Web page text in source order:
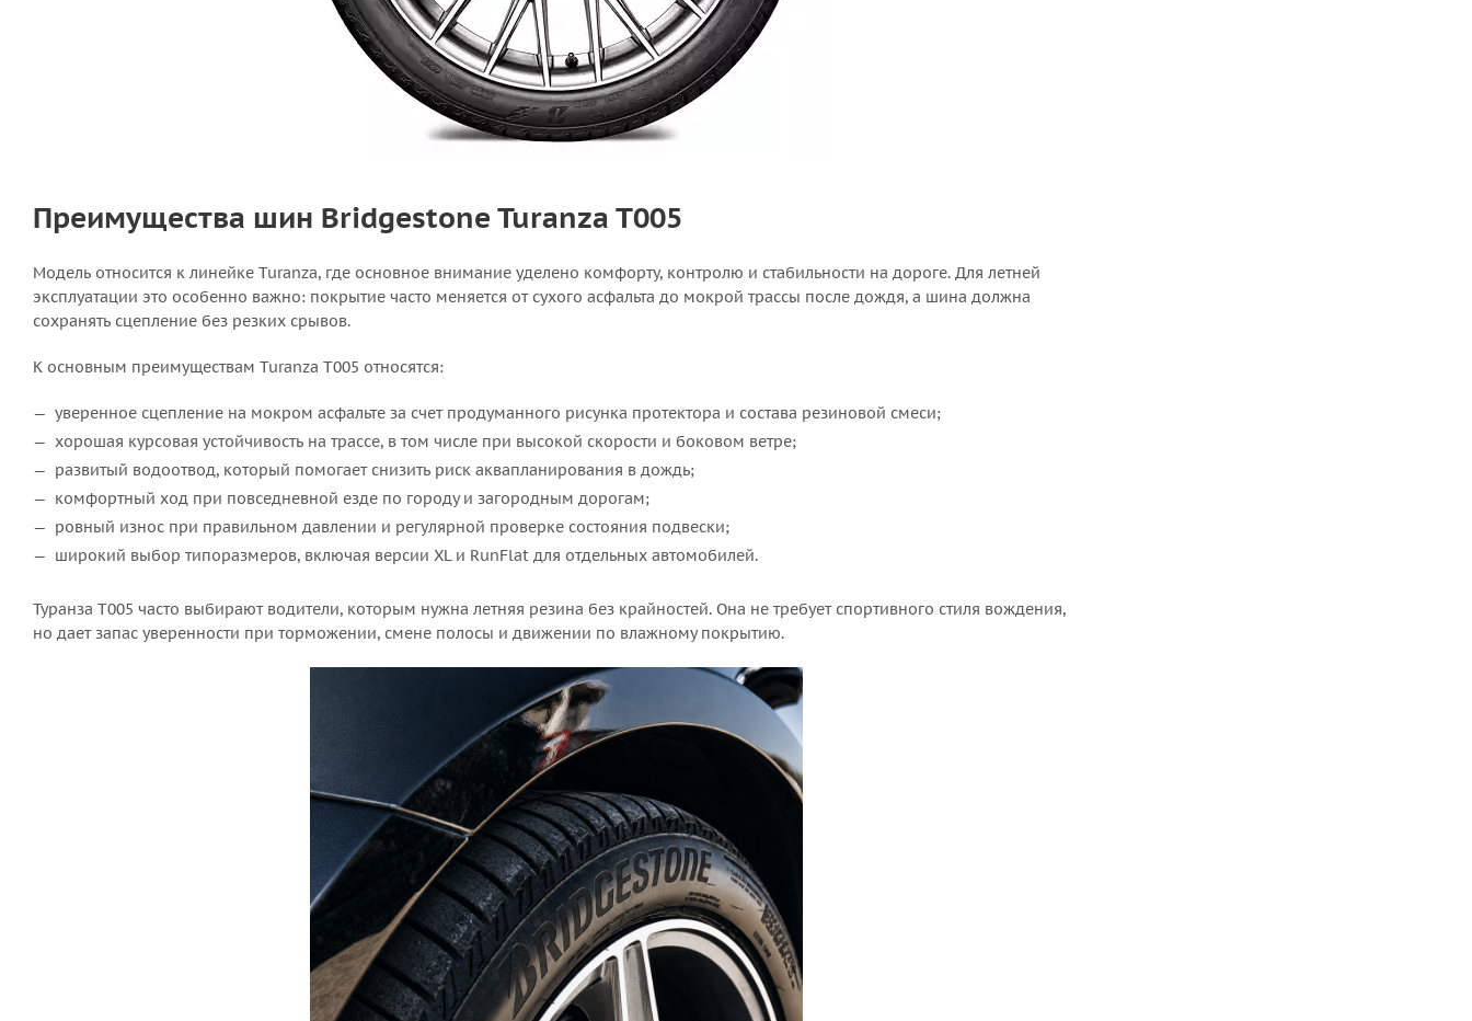
Преимущества шин Bridgestone Turanza T005
Модель относится к линейке Turanza, где основное внимание уделено комфорту, контролю и стабильности на дороге. Для летней
эксплуатации это особенно важно: покрытие часто меняется от сухого асфальта до мокрой трассы после дождя, а шина должна
сохранять сцепление без резких срывов.
К основным преимуществам Turanza T005 относятся:
уверенное сцепление на мокром асфальте за счет продуманного рисунка протектора и состава резиновой смеси;
хорошая курсовая устойчивость на трассе, в том числе при высокой скорости и боковом ветре;
развитый водоотвод, который помогает снизить риск аквапланирования в дождь;
комфортный ход при повседневной езде по городу и загородным дорогам;
ровный износ при правильном давлении и регулярной проверке состояния подвески;
широкий выбор типоразмеров, включая версии XL и RunFlat для отдельных автомобилей.
Туранза Т005 часто выбирают водители, которым нужна летняя резина без крайностей. Она не требует спортивного стиля вождения,
но дает запас уверенности при торможении, смене полосы и движении по влажному покрытию.